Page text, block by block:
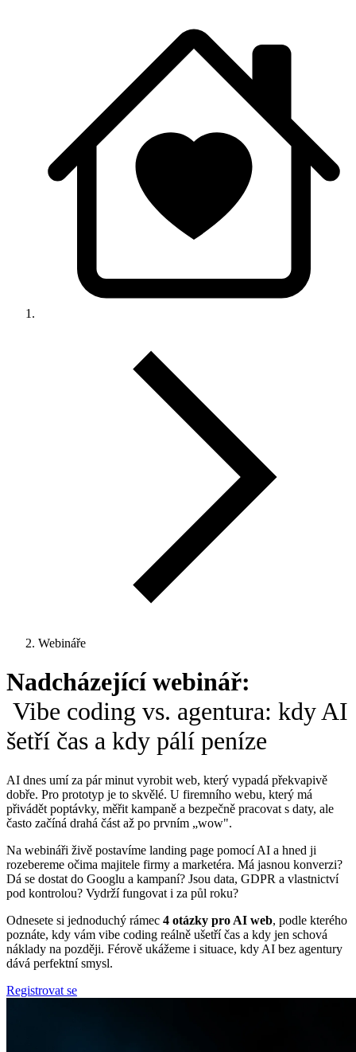
Webináře
Nadcházející webinář:
Vibe coding vs. agentura: kdy AI
šetří čas a kdy pálí peníze
AI dnes umí za pár minut vyrobit web, který vypadá překvapivě
dobře. Pro prototyp je to skvělé. U firemního webu, který má
přivádět poptávky, měřit kampaně a bezpečně pracovat s daty, ale
často začíná drahá část až po prvním „wow".
Na webináři živě postavíme landing page pomocí AI a hned ji
rozebereme očima majitele firmy a marketéra. Má jasnou konverzi?
Dá se dostat do Googlu a kampaní? Jsou data, GDPR a vlastnictví
pod kontrolou? Vydrží fungovat i za půl roku?
Odnesete si jednoduchý rámec 4 otázky pro AI web, podle kterého
poznáte, kdy vám vibe coding reálně ušetří čas a kdy jen schová
náklady na později. Férově ukážeme i situace, kdy AI bez agentury
dává perfektní smysl.
Registrovat se